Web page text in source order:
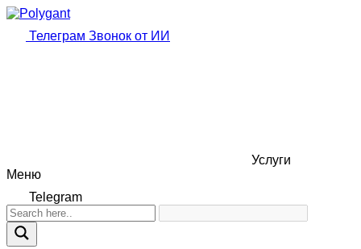
Телеграм Звонок от ИИ
Услуги
Меню
Telegram